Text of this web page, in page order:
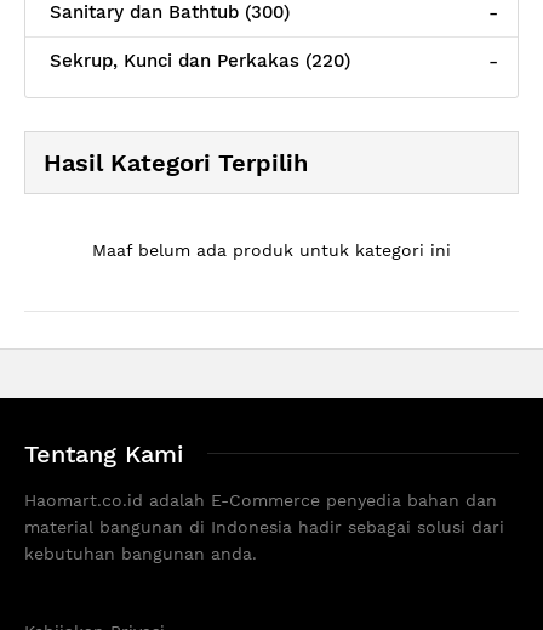
Sanitary dan Bathtub (300) -
Sekrup, Kunci dan Perkakas (220) -
Hasil Kategori Terpilih
Maaf belum ada produk untuk kategori ini
Tentang Kami
Haomart.co.id adalah E-Commerce penyedia bahan dan
material bangunan di Indonesia hadir sebagai solusi dari
kebutuhan bangunan anda.